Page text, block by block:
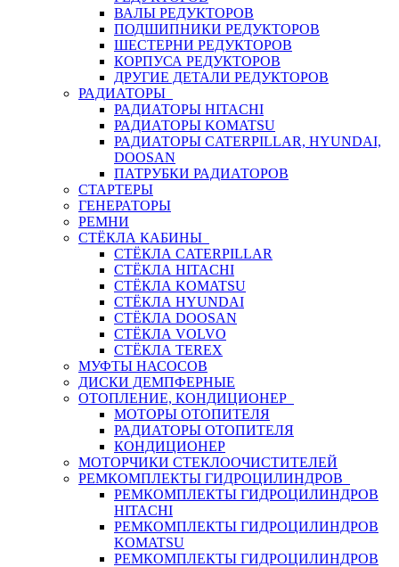
ВАЛЫ РЕДУКТОРОВ
ПОДШИПНИКИ РЕДУКТОРОВ
ШЕСТЕРНИ РЕДУКТОРОВ
КОРПУСА РЕДУКТОРОВ
ДРУГИЕ ДЕТАЛИ РЕДУКТОРОВ
РАДИАТОРЫ
РАДИАТОРЫ HITACHI
РАДИАТОРЫ KOMATSU
РАДИАТОРЫ CATERPILLAR, HYUNDAI,
DOOSAN
ПАТРУБКИ РАДИАТОРОВ
СТАРТЕРЫ
ГЕНЕРАТОРЫ
РЕМНИ
СТЁКЛА КАБИНЫ
СТЁКЛА CATERPILLAR
СТЁКЛА HITACHI
СТЁКЛА KOMATSU
СТЁКЛА HYUNDAI
СТЁКЛА DOOSAN
СТЁКЛА VOLVO
СТЁКЛА TEREX
МУФТЫ НАСОСОВ
ДИСКИ ДЕМПФЕРНЫЕ
ОТОПЛЕНИЕ, КОНДИЦИОНЕР
МОТОРЫ ОТОПИТЕЛЯ
РАДИАТОРЫ ОТОПИТЕЛЯ
КОНДИЦИОНЕР
МОТОРЧИКИ СТЕКЛООЧИСТИТЕЛЕЙ
РЕМКОМПЛЕКТЫ ГИДРОЦИЛИНДРОВ
РЕМКОМПЛЕКТЫ ГИДРОЦИЛИНДРОВ
HITACHI
РЕМКОМПЛЕКТЫ ГИДРОЦИЛИНДРОВ
KOMATSU
РЕМКОМПЛЕКТЫ ГИДРОЦИЛИНДРОВ